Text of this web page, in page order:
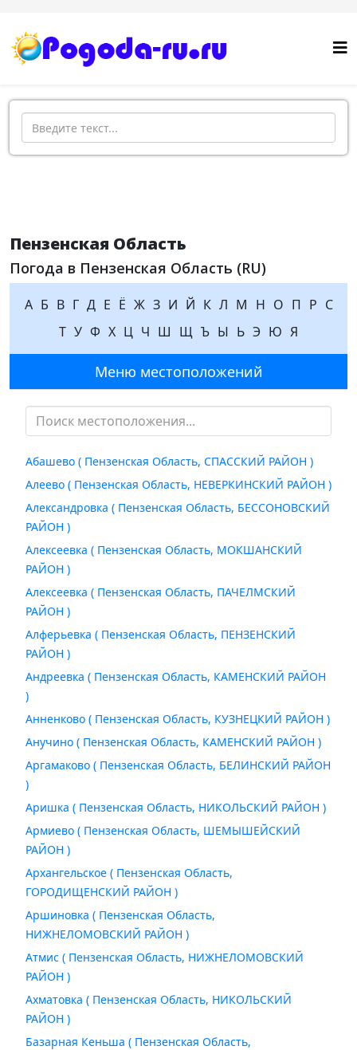
Поиск
Пензенская Область
Погода в Пензенская Область (RU)
А Б В Г Д Е Ё Ж З И Й К Л М Н О П Р С
Т У Ф Х Ц Ч Ш Щ Ъ Ы Ь Э Ю Я
Меню местоположений
Абашево ( Пензенская Область, СПАССКИЙ РАЙОН )
Алеево ( Пензенская Область, НЕВЕРКИНСКИЙ РАЙОН )
Александровка ( Пензенская Область, БЕССОНОВСКИЙ
РАЙОН )
Алексеевка ( Пензенская Область, МОКШАНСКИЙ
РАЙОН )
Алексеевка ( Пензенская Область, ПАЧЕЛМСКИЙ
РАЙОН )
Алферьевка ( Пензенская Область, ПЕНЗЕНСКИЙ
РАЙОН )
Андреевка ( Пензенская Область, КАМЕНСКИЙ РАЙОН
)
Анненково ( Пензенская Область, КУЗНЕЦКИЙ РАЙОН )
Анучино ( Пензенская Область, КАМЕНСКИЙ РАЙОН )
Аргамаково ( Пензенская Область, БЕЛИНСКИЙ РАЙОН
)
Аришка ( Пензенская Область, НИКОЛЬСКИЙ РАЙОН )
Армиево ( Пензенская Область, ШЕМЫШЕЙСКИЙ
РАЙОН )
Архангельское ( Пензенская Область,
ГОРОДИЩЕНСКИЙ РАЙОН )
Аршиновка ( Пензенская Область,
НИЖНЕЛОМОВСКИЙ РАЙОН )
Атмис ( Пензенская Область, НИЖНЕЛОМОВСКИЙ
РАЙОН )
Ахматовка ( Пензенская Область, НИКОЛЬСКИЙ
РАЙОН )
Базарная Кеньша ( Пензенская Область,